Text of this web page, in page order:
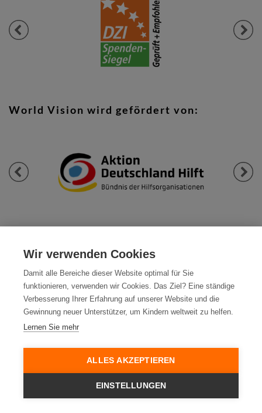
Previous Next
World Vision wird gefördert von:
Previous Next
Datenschutz
Impressum
World Vision International
Compliance und Hinweisgebersystem
World Vision Deutschland e.V.
Am Zollstock 2-4
61381 Friedrichsdorf
Gläubiger-ID:
Wir verwenden Cookies
Damit alle Bereiche dieser Website optimal für Sie
funktionieren, verwenden wir Cookies. Das Ziel? Eine ständige
Verbesserung Ihrer Erfahrung auf unserer Website und die
Gewinnung neuer Unterstützer, um Kindern weltweit zu helfen.
Lernen Sie mehr
ALLES AKZEPTIEREN
EINSTELLUNGEN